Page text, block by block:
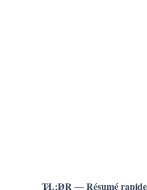
TL;DR — Résumé